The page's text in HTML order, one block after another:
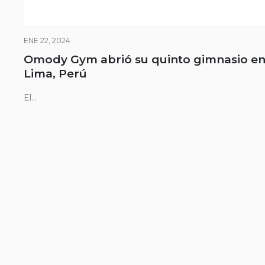
ENE 22, 2024
Omody Gym abrió su quinto gimnasio en
Lima, Perú
El...